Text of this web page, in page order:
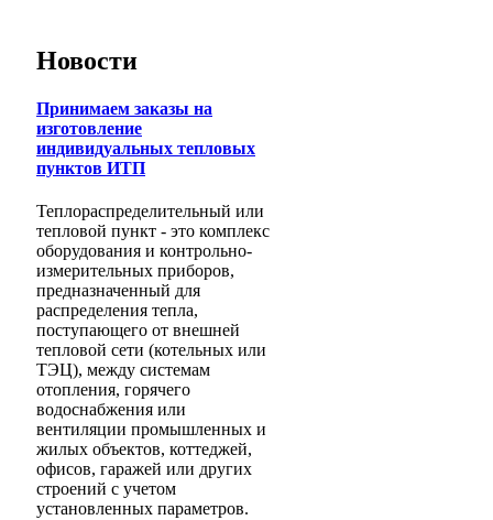
Новости
Принимаем заказы на
изготовление
индивидуальных тепловых
пунктов ИТП
Теплораспределительный или
тепловой пункт - это комплекс
оборудования и контрольно-
измерительных приборов,
предназначенный для
распределения тепла,
поступающего от внешней
тепловой сети (котельных или
ТЭЦ), между системам
отопления, горячего
водоснабжения или
вентиляции промышленных и
жилых объектов, коттеджей,
офисов, гаражей или других
строений с учетом
установленных параметров.